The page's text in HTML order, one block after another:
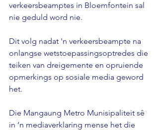
verkeersbeamptes in Bloemfontein sal
nie geduld word nie.
Dit volg nadat 'n verkeersbeampte na
onlangse wetstoepassingsoptredes die
teiken van dreigemente en opruiende
opmerkings op sosiale media geword
het.
Die Mangaung Metro Munisipaliteit sê
in ‘n mediaverklaring mense het die